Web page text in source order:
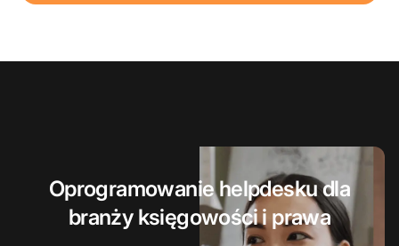
Oprogramowanie helpdesku dla
branży księgowości i prawa